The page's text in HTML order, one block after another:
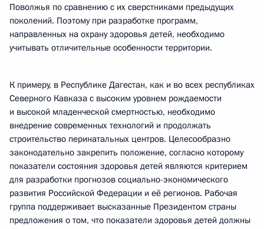
Поволжья по сравнению с их сверстниками предыдущих
поколений. Поэтому при разработке программ,
направленных на охрану здоровья детей, необходимо
учитывать отличительные особенности территории.
К примеру, в Республике Дагестан, как и во всех республиках
Северного Кавказа с высоким уровнем рождаемости
и высокой младенческой смертностью, необходимо
внедрение современных технологий и продолжать
строительство перинатальных центров. Целесообразно
законодательно закрепить положение, согласно которому
показатели состояния здоровья детей являются критерием
для разработки прогнозов социально-экономического
развития Российской Федерации и её регионов. Рабочая
группа поддерживает высказанные Президентом страны
предложения о том, что показатели здоровья детей должны